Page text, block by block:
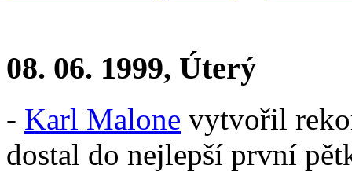
08. 06. 1999, Úterý
- Karl Malone vytvořil
dostal do nejlepší první